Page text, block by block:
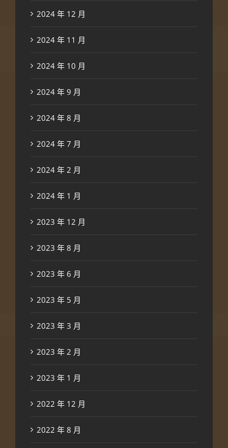
2024 年 12 月
2024 年 11 月
2024 年 10 月
2024 年 9 月
2024 年 8 月
2024 年 7 月
2024 年 2 月
2024 年 1 月
2023 年 12 月
2023 年 8 月
2023 年 6 月
2023 年 5 月
2023 年 3 月
2023 年 2 月
2023 年 1 月
2022 年 12 月
2022 年 8 月